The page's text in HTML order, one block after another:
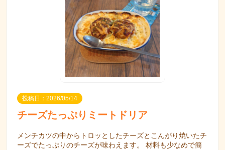
投稿日：2026/05/14
チーズたっぷりミートドリア
メンチカツの中からトロッとしたチーズとこんがり焼いたチ
ーズでたっぷりのチーズが味わえます。 材料も少なめで簡